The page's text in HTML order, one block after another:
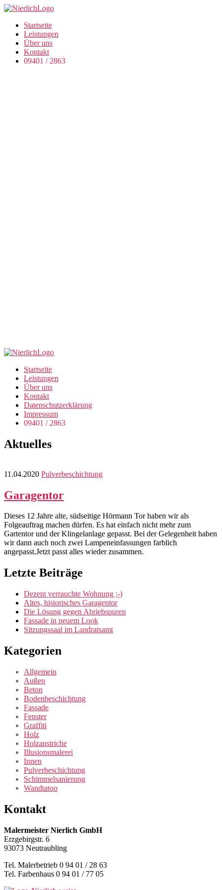
Startseite
Leistungen
Über uns
Kontakt
09401 / 2863
Startseite
Leistungen
Über uns
Kontakt
Datenschutzerklärung
Impressum
09401 / 2863
Aktuelles
11.04.2020 Pulverbeschichtung
Garagentor
Dieses 12 Jahre alte, südseitige Hörmann Tor haben wir als
Folgeauftrag machen dürfen. Es hat einfach nicht mehr zum
Gartentor und der Klingelanlage gepasst. Bei der Gelegenheit haben
wir dann auch noch zwei Lampeneinfassungen farblich
angepasst.Jetzt passt alles wieder zusammen.
Letzte Beiträge
Dezent verrauchte Wohnung ;-)
Altes, historisches Garagentor
Die Lösung gegen Abriebspuren
Fassade in neuem Look
Sitzungssaal im Landratsamt
Kategorien
Allgemein
Außen
Beton
Bodenbeschichtung
Fassade
Fenster
Graffiti
Holz
Holzanstriche
Illusionsmalerei
Innen
Pulverbeschichtung
Schimmelsanierung
Wandtatoo
Kontakt
Malermeister Nierlich GmbH
Erzgebirgstr. 6
93073 Neutraubling
Tel. Malerbetrieb 0 94 01 / 28 63
Tel. Farbenhaus 0 94 01 / 77 05